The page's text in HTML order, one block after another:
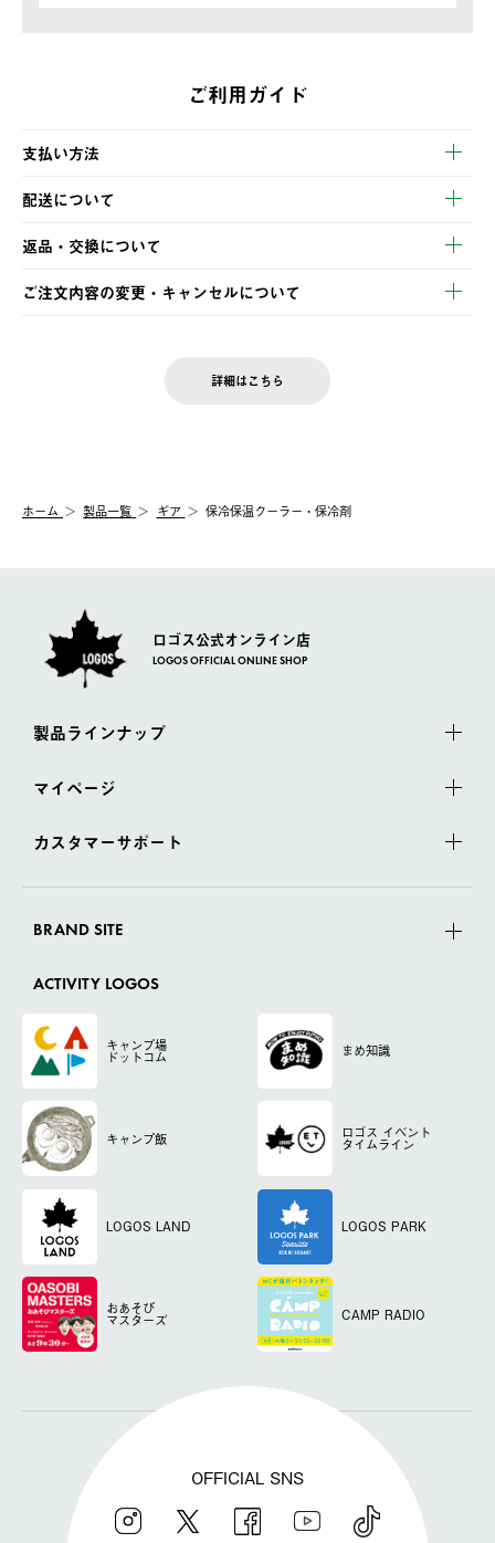
ご利用ガイド
支払い方法
以下のいずれかの方法でお支払いいただけます。
・クレジットカード決済
・コンビニ決済
・Pay-easy決済
配送について
【発送スケジュール】
ご注文・ご入金完了より2営業日以内に商品を発送いたします。
土日祝の発送はございませんので、木曜日以降のご注文は週明け
の発送となる場合がございます。
【配送業者】
佐川急便にて配送されます。
返品・交換について
※お客様都合の場合
お客様都合の返品にかかる送料は、お客様ご負担とさせていただ
一度お手元の商品を返品いただき、ご希望商品を再注文してくだ
ご注文内容の変更・キャンセルについて
LOGOS FAMILY会員の方は、会員マイページ内 購入履歴画面に
詳細はこちら
ホーム 製品一覧 ギア 保冷保温クーラー・保冷剤
ロゴス公式オンライン店
LOGOS OFFICIAL ONLINE SHOP
製品ラインナップ
マイページ
カスタマーサポート
BRAND SITE
ACTIVITY LOGOS
キャンプ場
ドットコム まめ知識
キャンプ飯 ロゴス イベント
タイムライン
LOGOS LAND LOGOS PARK
おあそび
マスターズ CAMP RADIO
OFFICIAL SNS